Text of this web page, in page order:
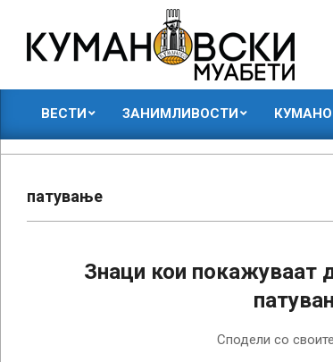
content
КУМАНОВСКИ
МУАБЕТИ
ВЕСТИ ЗАНИМЛИВОСТИ
патување
Знаци кои покажуваат
Сподели со своите